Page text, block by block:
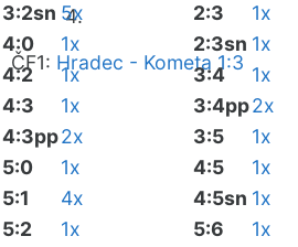
ČF1: Hradec - Kometa 1:3
3:2sn 5x
4:0
1x
4:2
1x
4:3
1x
4:3pp2x
5:0
1x
5:1
4x
5:2
1x
2:3
1x
2:3sn 1x
3:4
1x
3:4pp2x
3:5
1x
4:5
1x
4:5sn 1x
5:6
1x